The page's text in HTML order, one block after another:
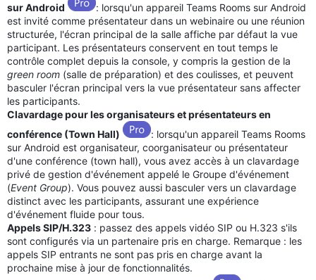
sur Android
: lorsqu'un appareil Teams Rooms sur Android
est invité comme présentateur dans un webinaire ou une réunion
structurée, l'écran principal de la salle affiche par défaut la vue
participant. Les présentateurs conservent en tout temps le
contrôle complet depuis la console, y compris la gestion de la
green room (salle de préparation) et des coulisses, et peuvent
basculer l'écran principal vers la vue présentateur sans affecter
les participants.
Clavardage pour les organisateurs et présentateurs en
conférence (Town Hall)
: lorsqu'un appareil Teams Rooms
sur Android est organisateur, coorganisateur ou présentateur
d'une conférence (town hall), vous avez accès à un clavardage
privé de gestion d'événement appelé le Groupe d'événement
(Event Group). Vous pouvez aussi basculer vers un clavardage
distinct avec les participants, assurant une expérience
d'événement fluide pour tous.
Appels SIP/H.323 : passez des appels vidéo SIP ou H.323 s'ils
sont configurés via un partenaire pris en charge. Remarque : les
appels SIP entrants ne sont pas pris en charge avant la
prochaine mise à jour de fonctionnalités.